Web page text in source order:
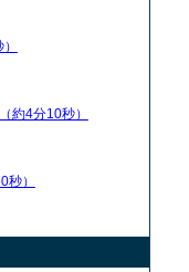
（約4分10秒）
秒）